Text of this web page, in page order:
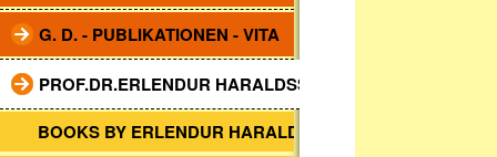
G. D. - PUBLIKATIONEN - VITA
PROF.DR.ERLENDUR HARALDSSON
BOOKS BY ERLENDUR HARALDSSON